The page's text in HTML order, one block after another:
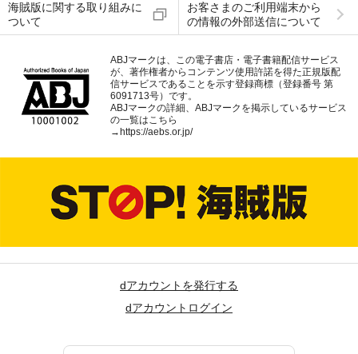
海賊版に関する取り組みに
ついて
お客さまのご利用端末から
の情報の外部送信について
ABJマークは、この電子書店・電子書籍配信サービス
が、著作権者からコンテンツ使用許諾を得た正規版配
信サービスであることを示す登録商標（登録番号 第
6091713号）です。
ABJマークの詳細、ABJマークを掲示しているサービス
の一覧はこちら
→ https://aebs.or.jp/
dアカウントを発行する
dアカウントログイン